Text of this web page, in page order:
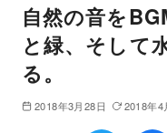
自然の音を
と緑、そして
る。
2018年3月28日 2018年4